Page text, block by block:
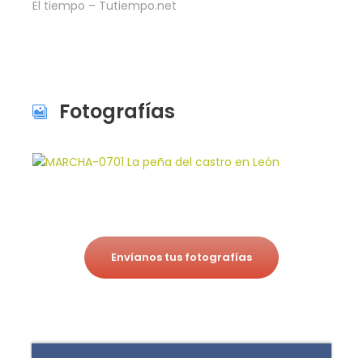
El tiempo – Tutiempo.net
Fotografías
Envíanos tus fotografías